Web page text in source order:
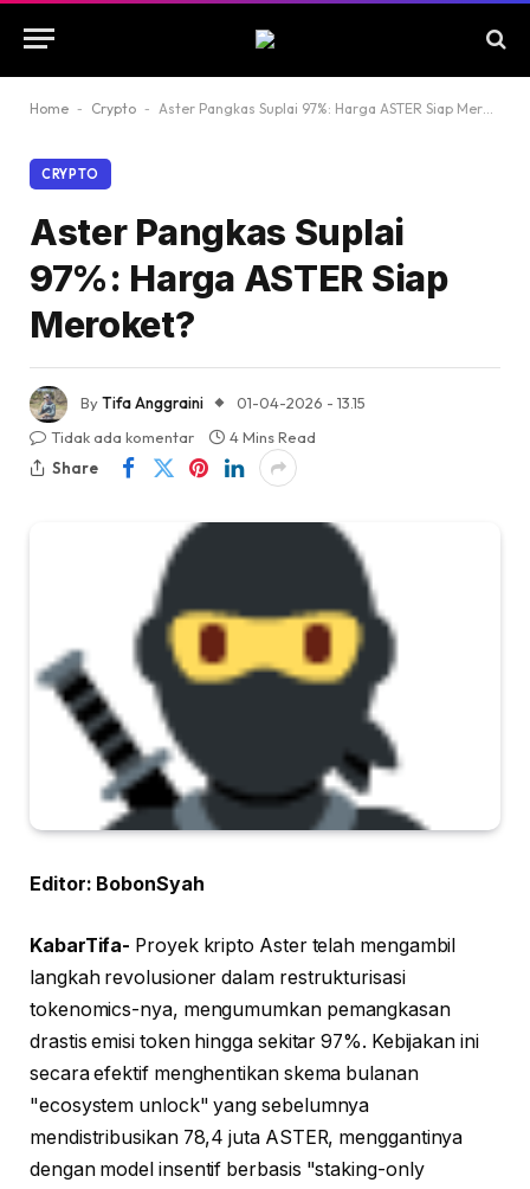
Home - Crypto - Aster Pangkas Suplai 97%: Harga ASTER Siap Meroket?
CRYPTO
Aster Pangkas Suplai
97%: Harga ASTER Siap
Meroket?
ByTifa Anggraini
01-04-2026 - 13.15
Tidak ada komentar
4 Mins Read
Share
Editor: BobonSyah
KabarTifa- Proyek kripto Aster telah mengambil
langkah revolusioner dalam restrukturisasi
tokenomics-nya, mengumumkan pemangkasan
drastis emisi token hingga sekitar 97%. Kebijakan ini
secara efektif menghentikan skema bulanan
"ecosystem unlock" yang sebelumnya
mendistribusikan 78,4 juta ASTER, menggantinya
dengan model insentif berbasis "staking-only